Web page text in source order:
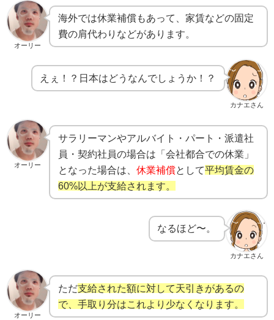
オーリー
海外では休業補償もあって、家賃などの固定
費の肩代わりなどがあります。
カナエさん
えぇ！？日本はどうなんでしょうか！？
オーリー
サラリーマンやアルバイト・パート・派遣社
員・契約社員の場合は「会社都合での休業」
となった場合は、 休業補償として平均賃金の
60%以上が支給されます。
カナエさん
なるほど〜。
オーリー
ただ支給された額に対して天引きがあるの
で、手取り分はこれより少なくなります。